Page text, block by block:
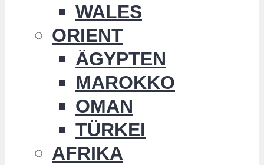
WALES
ORIENT
ÄGYPTEN
MAROKKO
OMAN
TÜRKEI
AFRIKA